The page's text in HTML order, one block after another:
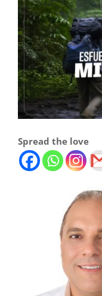
Spread the love